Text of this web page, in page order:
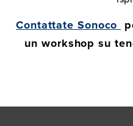
Contattate Sonoco
un workshop su